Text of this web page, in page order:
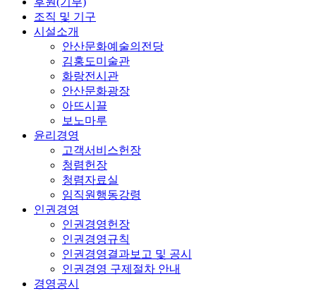
조직 및 기구
시설소개
안산문화예술의전당
김홍도미술관
화랑전시관
안산문화광장
아뜨시끌
보노마루
윤리경영
고객서비스헌장
청렴헌장
청렴자료실
임직원행동강령
인권경영
인권경영헌장
인권경영규칙
인권경영결과보고 및 공시
인권경영 구제절차 안내
경영공시